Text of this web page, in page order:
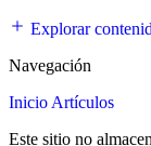
Explorar
Navegación
Inicio Artículos
Este sitio no